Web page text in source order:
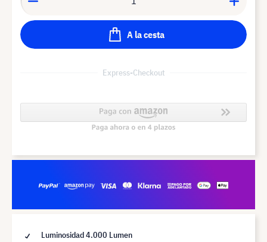
A la cesta
Express-Checkout
Luminosidad 4.000 Lumen